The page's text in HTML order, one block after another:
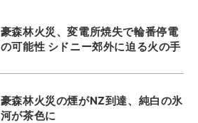
豪森林火災、変電所焼失で輪番停電
の可能性 シドニー郊外に迫る火の手
豪森林火災の煙がNZ到達、純白の氷
河が茶色に